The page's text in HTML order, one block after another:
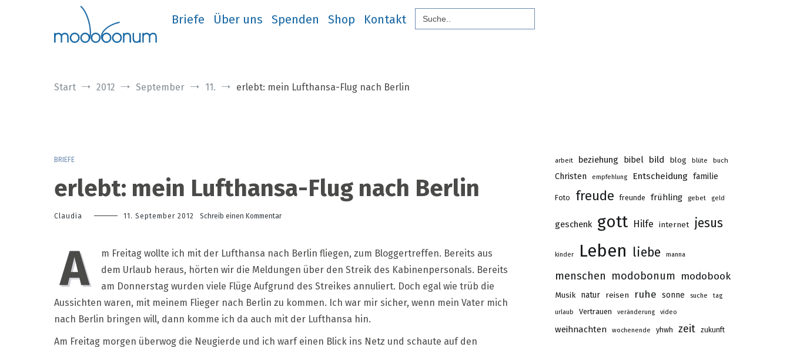
Briefe Über uns Spenden Shop Kontakt
Search
for:
modobonum
nur das Gute
Briefe Über uns Spenden Shop
Search
Start 2012 September 11. erlebt: mein Lufthansa-Flug nach Berlin
BRIEFE
erlebt: mein Lufthansa-Flug nach Berlin
Claudia 11. September 2012 Schreib einen Kommentarzu
Lufthansa-
nach
Berlin
A
m Freitag wollte ich mit der Lufthansa nach Berlin fliegen, zum Bloggertreffen. Bereits aus
dem Urlaub heraus, hörten wir die Meldungen über den Streik des Kabinenpersonals. Bereits
am Donnerstag wurden viele Flüge Aufgrund des Streikes annuliert. Doch egal wie trüb die
Aussichten waren, mit meinem Flieger nach Berlin zu kommen. Ich war mir sicher, wenn mein Vater mich
nach Berlin bringen will, dann komme ich da auch mit der Lufthansa hin.
Am Freitag morgen überwog die Neugierde und ich warf einen Blick ins Netz und schaute auf den
arbeit beziehung bibel bild blog blüte buch
Christen empfehlung Entscheidung familie
Foto freude freunde frühling gebet geld
geschenk gott Hilfe internet jesus
kinder Leben liebe manna
menschen modobonum modobook
Musik natur reisen ruhe sonne suche tag
urlaub Vertrauen veränderung video
weihnachten wochenende yhwh zeit zukunft